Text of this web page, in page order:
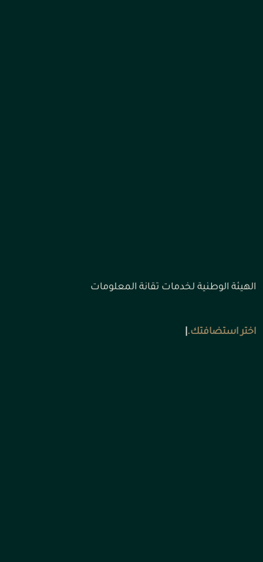
الهيئة الوطنية لخدمات تقانة المعلومات
اختر استضافت|